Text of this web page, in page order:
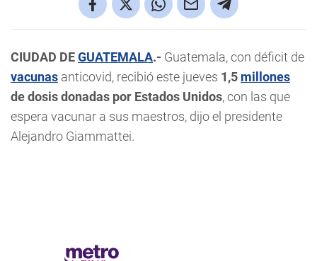
CIUDAD DEGUATEMALA.- Guatemala, con déficit de
vacunas anticovid, recibió este jueves 1,5 millones
de dosis donadas por Estados Unidos, con las que
espera vacunar a sus maestros, dijo el presidente
Alejandro Giammattei.